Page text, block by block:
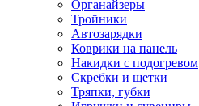
Органайзеры
Тройники
Автозарядки
Коврики на панель
Накидки с подогревом
Скребки и щетки
Тряпки, губки